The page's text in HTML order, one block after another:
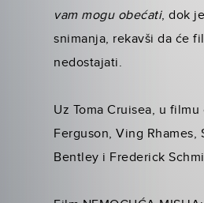
vam mogu obećati, dok
snimanja, rekavši da će
nedostajati.
Uz Toma Cruisea, u
Ferguson, Ving Rhames,
Bentley i Frederick